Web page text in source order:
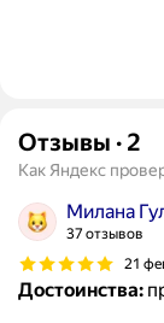
Отзывы · 2
Как Яндекс
Милана
37 отзывов
21
Достоинства: